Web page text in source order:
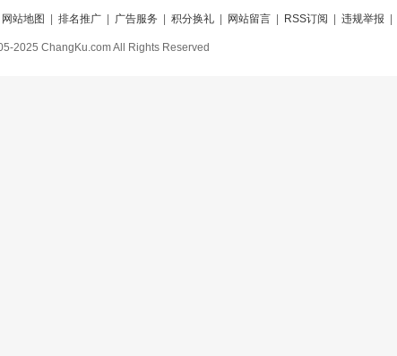
网站地图 排名推广| 广告服务 积分换礼| 网站留言| RSS订阅 违规举报
2025 ChangKu.com All Rights Reserved